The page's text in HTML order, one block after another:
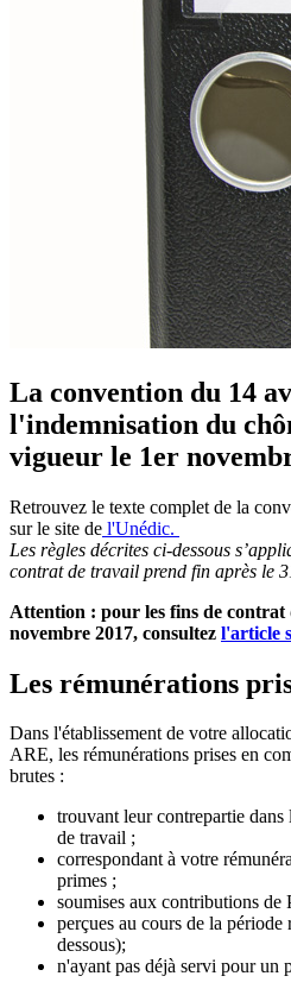
La convention du 14
l'indemnisation du
vigueur le 1er
Retrouvez le texte complet de la
sur le site de l'Unédic.
Les règles décrites ci-dessous
contrat de travail prend fin après le
Attention : pour les fins de
novembre 2017, consultez l'article
Les rémunérations
Dans l'établissement de votre
ARE, les rémunérations prises en
brutes :
trouvant leur contrepartie
de travail ;
correspondant à votre
primes ;
soumises aux contributions de
perçues au cours de la
dessous);
n'ayant pas déjà servi pour un